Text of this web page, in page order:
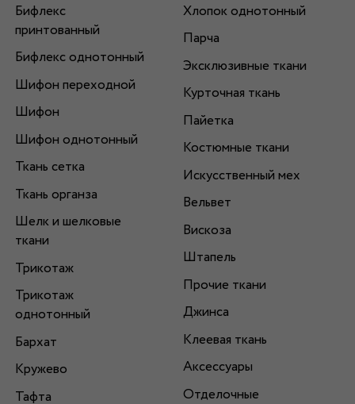
Бифлекс
принтованный
Бифлекс однотонный
Шифон переходной
Шифон
Шифон однотонный
Ткань сетка
Ткань органза
Шелк и шелковые
ткани
Трикотаж
Трикотаж
однотонный
Бархат
Кружево
Тафта
Хлопок однотонный
Парча
Эксклюзивные ткани
Курточная ткань
Пайетка
Костюмные ткани
Искусственный мех
Вельвет
Вискоза
Штапель
Прочие ткани
Джинса
Клеевая ткань
Аксессуары
Отделочные